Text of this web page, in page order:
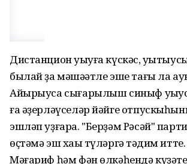
Дистанцион уҡыуға күскәс,
былай ҙа мәшәҡәтле эше тағы ла
Айырыуса сығарылыш синыф
ға әҙерләүселәр йәйге
эшләп уҙғара. "Берҙәм Рәсәй"
өҫтәмә эш хаҡы түләргә тәҡдим
Мәғариф һәм фән өлкәһендә